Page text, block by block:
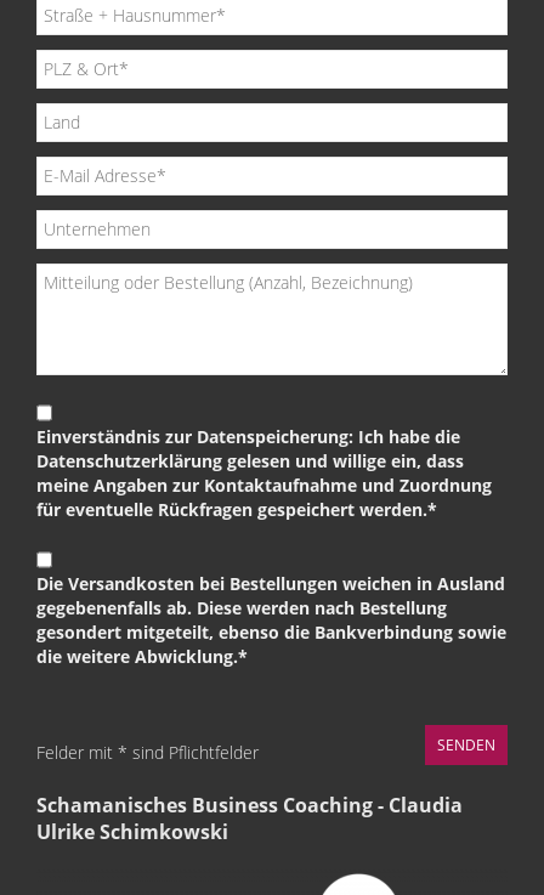
Einverständnis zur Datenspeicherung: Ich habe die
Datenschutzerklärung gelesen und willige ein, dass
meine Angaben zur Kontaktaufnahme und Zuordnung
für eventuelle Rückfragen gespeichert werden.*
Die Versandkosten bei Bestellungen weichen in Ausland
gegebenenfalls ab. Diese werden nach Bestellung
gesondert mitgeteilt, ebenso die Bankverbindung sowie
die weitere Abwicklung.*
Felder mit * sind Pflichtfelder
Schamanisches Business Coaching - Claudia
Ulrike Schimkowski